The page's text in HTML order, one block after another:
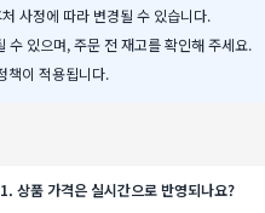
사정에 따라 변경될 수 있습니다.
수 있으며, 주문 전 재고를 확인해 주세요.
책이 적용됩니다.
1.상품 가격은 실시간으로 반영되나요?